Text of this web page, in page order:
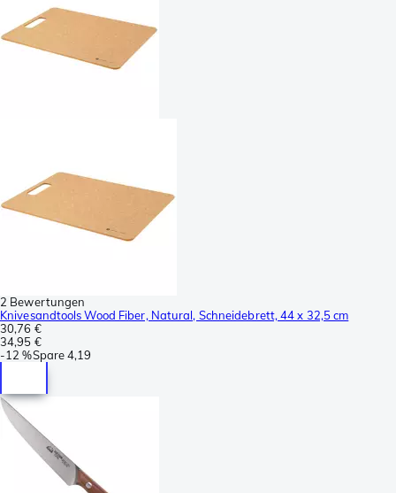
2 Bewertungen
Knivesandtools Wood Fiber, Natural, Schneidebrett, 44 x 32,5 cm
30,76 €
34,95 €
-12 %Spare4,19